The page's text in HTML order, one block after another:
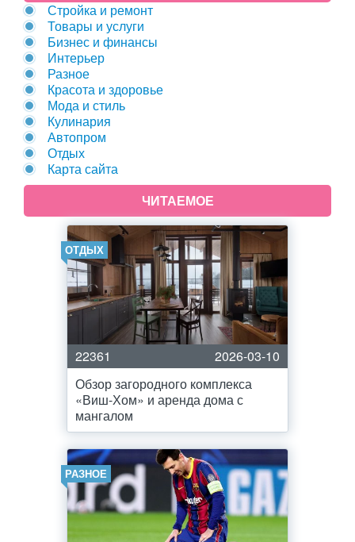
Стройка и ремонт
Товары и услуги
Бизнес и финансы
Интерьер
Разное
Красота и здоровье
Мода и стиль
Кулинария
Автопром
Отдых
Карта сайта
ЧИТАЕМОЕ
ОТДЫХ
22361
2026-03-10
Обзор загородного комплекса
«Виш-Хом» и аренда дома с
мангалом
РАЗНОЕ